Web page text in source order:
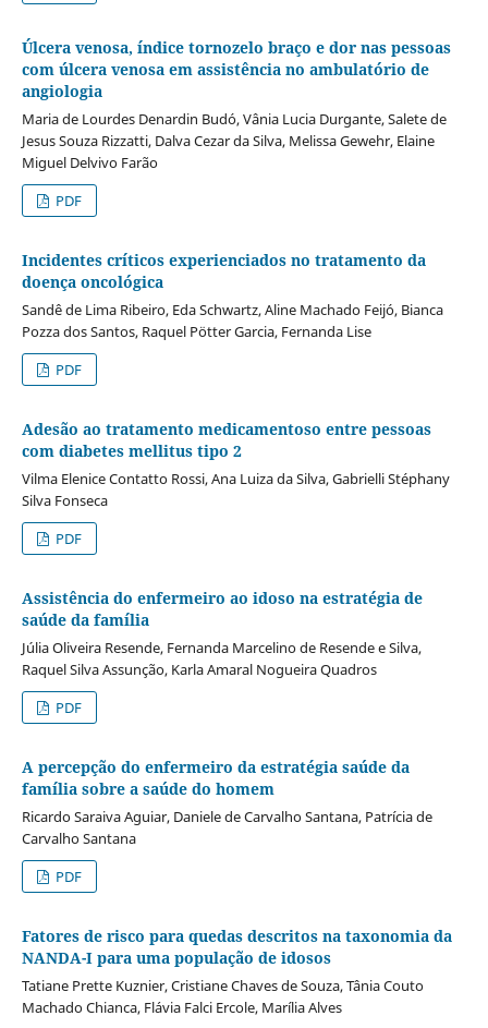
Úlcera venosa, índice tornozelo braço e dor nas pessoas
com úlcera venosa em assistência no ambulatório de
angiologia
Maria de Lourdes Denardin Budó, Vânia Lucia Durgante, Salete de
Jesus Souza Rizzatti, Dalva Cezar da Silva, Melissa Gewehr, Elaine
Miguel Delvivo Farão
PDF
Incidentes críticos experienciados no tratamento da
doença oncológica
Sandê de Lima Ribeiro, Eda Schwartz, Aline Machado Feijó, Bianca
Pozza dos Santos, Raquel Pötter Garcia, Fernanda Lise
PDF
Adesão ao tratamento medicamentoso entre pessoas
com diabetes mellitus tipo 2
Vilma Elenice Contatto Rossi, Ana Luiza da Silva, Gabrielli Stéphany
Silva Fonseca
PDF
Assistência do enfermeiro ao idoso na estratégia de
saúde da família
Júlia Oliveira Resende, Fernanda Marcelino de Resende e Silva,
Raquel Silva Assunção, Karla Amaral Nogueira Quadros
PDF
A percepção do enfermeiro da estratégia saúde da
família sobre a saúde do homem
Ricardo Saraiva Aguiar, Daniele de Carvalho Santana, Patrícia de
Carvalho Santana
PDF
Fatores de risco para quedas descritos na taxonomia da
NANDA-I para uma população de idosos
Tatiane Prette Kuznier, Cristiane Chaves de Souza, Tânia Couto
Machado Chianca, Flávia Falci Ercole, Marília Alves